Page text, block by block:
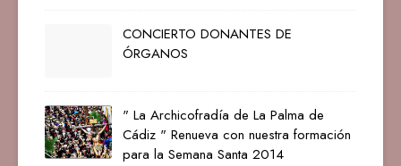
CONCIERTO DONANTES DE
ÓRGANOS
" La Archicofradía de La Palma de
Cádiz " Renueva con nuestra formación
para la Semana Santa 2014